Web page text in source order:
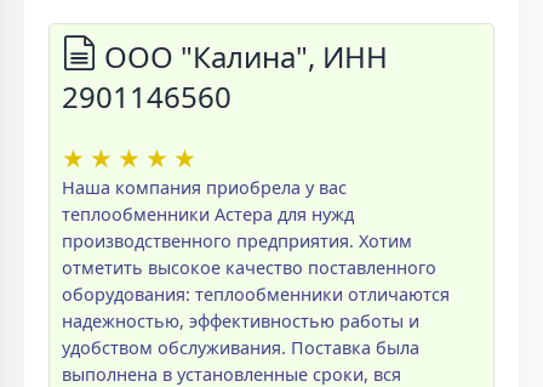
ООО "Калина", ИНН
2901146560
★ ★ ★ ★ ★
Наша компания приобрела у вас
теплообменники Астера для нужд
производственного предприятия. Хотим
отметить высокое качество поставленного
оборудования: теплообменники отличаются
надежностью, эффективностью работы и
удобством обслуживания. Поставка была
выполнена в установленные сроки, вся